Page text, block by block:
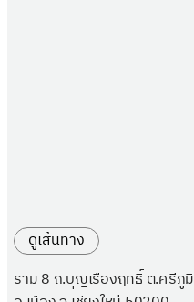
ดูเส้นทาง
ราม 8 ถ.บุญเรืองฤทธิ์ ต.ศรีภูมิ